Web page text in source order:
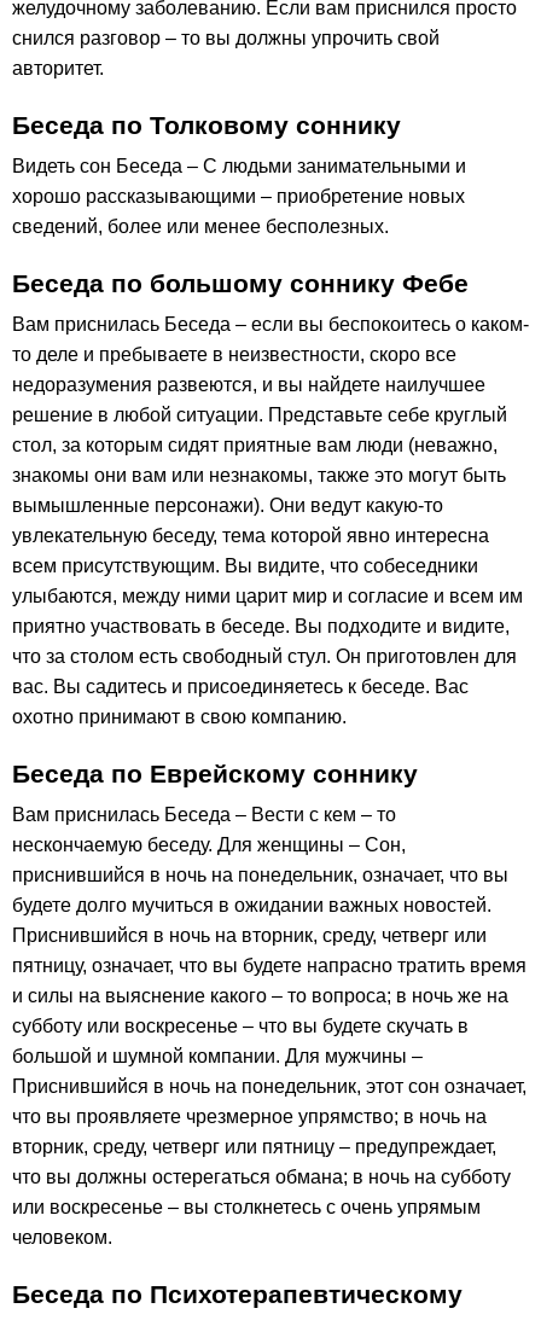
желудочному заболеванию. Если вам приснился просто
снился разговор – то вы должны упрочить свой
авторитет.
Беседа по Толковому соннику
Видеть сон Беседа – С людьми занимательными и
хорошо рассказывающими – приобретение новых
сведений, более или менее бесполезных.
Беседа по большому соннику Фебе
Вам приснилась Беседа – если вы беспокоитесь о каком-
то деле и пребываете в неизвестности, скоро все
недоразумения развеются, и вы найдете наилучшее
решение в любой ситуации. Представьте себе круглый
стол, за которым сидят приятные вам люди (неважно,
знакомы они вам или незнакомы, также это могут быть
вымышленные персонажи). Они ведут какую-то
увлекательную беседу, тема которой явно интересна
всем присутствующим. Вы видите, что собеседники
улыбаются, между ними царит мир и согласие и всем им
приятно участвовать в беседе. Вы подходите и видите,
что за столом есть свободный стул. Он приготовлен для
вас. Вы садитесь и присоединяетесь к беседе. Вас
охотно принимают в свою компанию.
Беседа по Еврейскому соннику
Вам приснилась Беседа – Вести с кем – то
нескончаемую беседу. Для женщины – Сон,
приснившийся в ночь на понедельник, означает, что вы
будете долго мучиться в ожидании важных новостей.
Приснившийся в ночь на вторник, среду, четверг или
пятницу, означает, что вы будете напрасно тратить время
и силы на выяснение какого – то вопроса; в ночь же на
субботу или воскресенье – что вы будете скучать в
большой и шумной компании. Для мужчины –
Приснившийся в ночь на понедельник, этот сон означает,
что вы проявляете чрезмерное упрямство; в ночь на
вторник, среду, четверг или пятницу – предупреждает,
что вы должны остерегаться обмана; в ночь на субботу
или воскресенье – вы столкнетесь с очень упрямым
человеком.
Беседа по Психотерапевтическому